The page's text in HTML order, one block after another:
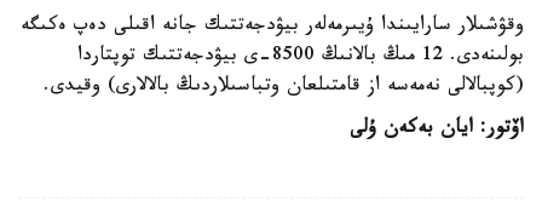
وقۋشىلار سارايىندا ۇيىرمەلەر بيۋدجەتتىك جانە اقىلى دەپ ەكىگە
بولىنەدى. 12 مىڭ بالانىڭ 8500-ى بيۋدجەتتىك توپتاردا
(كوپبالالى نەمەسە از قامتىلعان وتباسىلاردىڭ بالالارى) وقيدى.
اۆتور: ايان بەكەن ۇلى